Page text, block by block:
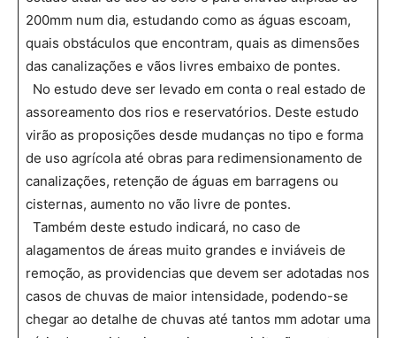
200mm num dia, estudando como as águas escoam,
quais obstáculos que encontram, quais as dimensões
das canalizações e vãos livres embaixo de pontes.
No estudo deve ser levado em conta o real estado de
assoreamento dos rios e reservatórios. Deste estudo
virão as proposições desde mudanças no tipo e forma
de uso agrícola até obras para redimensionamento de
canalizações, retenção de águas em barragens ou
cisternas, aumento no vão livre de pontes.
Também deste estudo indicará, no caso de
alagamentos de áreas muito grandes e inviáveis de
remoção, as providencias que devem ser adotadas nos
casos de chuvas de maior intensidade, podendo-se
chegar ao detalhe de chuvas até tantos mm adotar uma